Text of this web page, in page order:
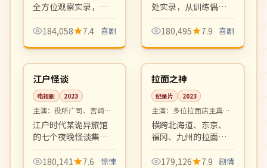
全方位观察实录，配
合主持人犀利吐槽。
治愈又搞笑，宠物综
184,058 7.4 喜剧
处实录，从训练偶像
练习生到陪儿子上幼
儿园，温馨有趣。家
杆。
180,495 7.9 喜剧
日本
完结 07:25
江户怪谈
电视剧 2023
主演： 役所广司、宫崎葵
等
江户时代某诡异旅馆
的七个夜晚怪谈集，
每集一个独立短篇。
古典美术布景与现代
180,141 7.6 惊悚
日本
4K 06:07
拉面之神
纪录片 2023
主演： 多位拉面店主真实
出镜
横跨北海道、东京、
福冈、九州的拉面巡
礼纪录片，每集深入
一家米其林指南推荐
179,126 7.9 剧情